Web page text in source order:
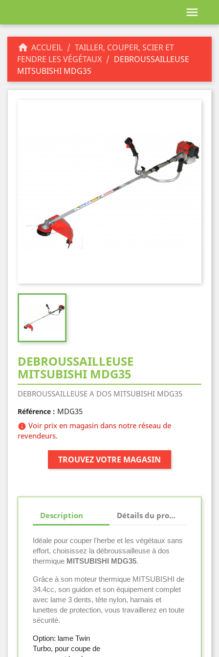

 ACCUEIL
TAILLER, COUPER, SCIER ET
FENDRE LES VÉGÉTAUX
DEBROUSSAILLEUSE
MITSUBISHI MDG35
DEBROUSSAILLEUSE
MITSUBISHI MDG35
DEBROUSSAILLEUSE A DOS MITSUBISHI MDG35
Référence : MDG35
 Voir prix en magasin dans notre réseau de
revendeurs.
TROUVEZ VOTRE MAGASIN
Description Détails du produit
Idéale pour couper l'herbe et les végétaux sans
effort, choisissez la débroussailleuse à dos
thermique MITSUBISHI MDG35.
Grâce à son moteur thermique MITSUBISHI de
34.4cc, son guidon et son équipement complet
avec lame 3 dents, tête nylon, harnais et
lunettes de protection, vous travaillerez en toute
sécurité.
Option: lame Twin
Turbo, pour coupe de